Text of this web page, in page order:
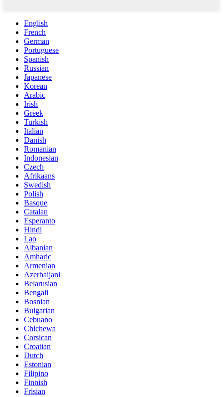
English
French
German
Portuguese
Spanish
Russian
Japanese
Korean
Arabic
Irish
Greek
Turkish
Italian
Danish
Romanian
Indonesian
Czech
Afrikaans
Swedish
Polish
Basque
Catalan
Esperanto
Hindi
Lao
Albanian
Amharic
Armenian
Azerbaijani
Belarusian
Bengali
Bosnian
Bulgarian
Cebuano
Chichewa
Corsican
Croatian
Dutch
Estonian
Filipino
Finnish
Frisian